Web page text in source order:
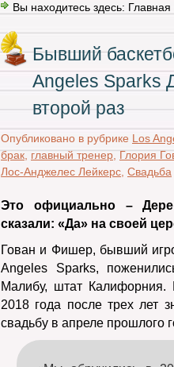
Вы находитесь здесь: Главная
Бывший
Angeles Sparks
второй раз
Опубликовано в рубрике Los
брак,главный тренер,Глория
Лос-Анджелес Лейкерс Свадьба
Это официально –
сказали: «Да» на своей
Гован и Фишер, бывший
Angeles Sparks,
Малибу, штат
2018 года после трех лет
свадьбу в апреле прошлого